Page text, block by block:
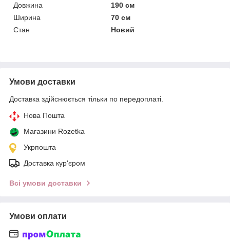
Довжина
190 см
Ширина
70 см
Стан
Новий
Умови доставки
Доставка здійснюється тільки по передоплаті.
Нова Пошта
Магазини Rozetka
Укрпошта
Доставка кур'єром
Всі умови доставки
Умови оплати